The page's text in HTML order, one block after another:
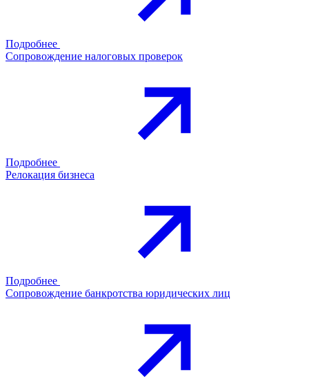
Подробнее
Сопровождение налоговых проверок
Подробнее
Релокация бизнеса
Подробнее
Сопровождение банкротства юридических лиц